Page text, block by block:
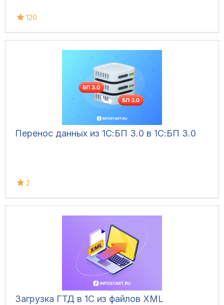
120
Перенос данных из 1С:БП 3.0 в 1С:БП 3.0
2
Загрузка ГТД в 1С из файлов XML